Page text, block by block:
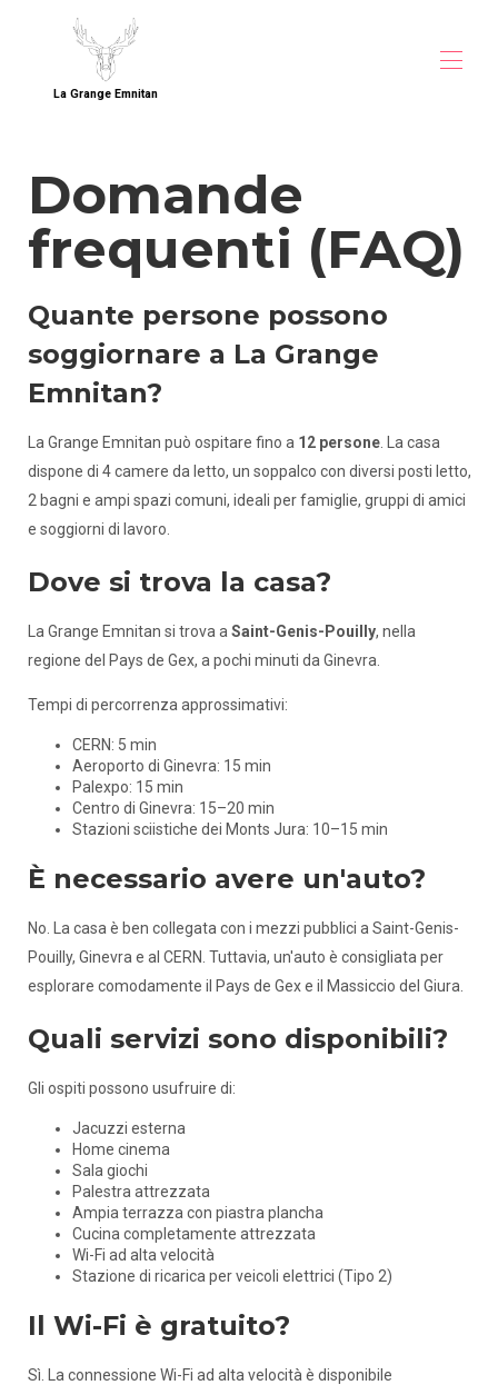
La Grange Emnitan
Descrizione
Mappa
Galleria
Perchè prenotare DIRECT sul nostro sito
Prezzi
Contatto
Guest Book
Alloggio vicino al CERN
Alloggio per gruppi vicino a Ginevra
Domande
frequenti (FAQ)
Quante persone possono
soggiornare a La Grange
Emnitan?
La Grange Emnitan può ospitare fino a 12 persone. La casa
dispone di 4 camere da letto, un soppalco con diversi posti letto,
2 bagni e ampi spazi comuni, ideali per famiglie, gruppi di amici
e soggiorni di lavoro.
Dove si trova la casa?
La Grange Emnitan si trova a Saint-Genis-Pouilly, nella
regione del Pays de Gex, a pochi minuti da Ginevra.
Tempi di percorrenza approssimativi:
CERN: 5 min
Aeroporto di Ginevra: 15 min
Palexpo: 15 min
Centro di Ginevra: 15–20 min
Stazioni sciistiche dei Monts Jura: 10–15 min
È necessario avere un'auto?
No. La casa è ben collegata con i mezzi pubblici a Saint-Genis-
Pouilly, Ginevra e al CERN. Tuttavia, un'auto è consigliata per
esplorare comodamente il Pays de Gex e il Massiccio del Giura.
Quali servizi sono disponibili?
Gli ospiti possono usufruire di:
Jacuzzi esterna
Home cinema
Sala giochi
Palestra attrezzata
Ampia terrazza con piastra plancha
Cucina completamente attrezzata
Wi-Fi ad alta velocità
Stazione di ricarica per veicoli elettrici (Tipo 2)
Il Wi-Fi è gratuito?
Sì. La connessione Wi-Fi ad alta velocità è disponibile